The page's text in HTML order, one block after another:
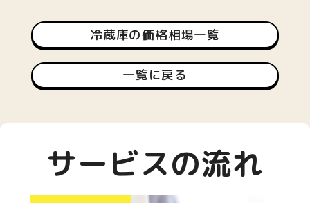
冷蔵庫の価格相場一覧
一覧に戻る
サービスの流れ